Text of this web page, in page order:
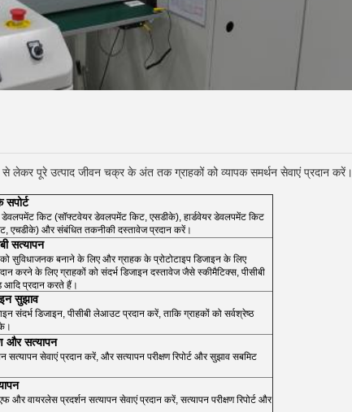
से लेकर पूरे उत्पाद जीवन चक्र के अंत तक ग्राहकों को व्यापक समर्थन सेवाएं प्रदान करें।
किट (सॉफ्टवेयर डेवलपमेंट किट, एसडीके), हार्डवेयर डेवलपमेंट किट
एचडीके) और संबंधित तकनीकी दस्तावेज प्रदान करें।
सत्यापन
सुविधाजनक बनाने के लिए और ग्राहक के प्रोटोटाइप डिजाइन के लिए
करने के लिए ग्राहकों को संदर्भ डिजाइन दस्तावेज जैसे स्कीमैटिक्स, पीसीबी
प्रदान करते हैं।
सुझाव
संदर्भ डिजाइन, पीसीबी लेआउट प्रदान करें, ताकि ग्राहकों को सर्वश्रेष्ठ
और सत्यापन
सत्यापन सेवाएं प्रदान करें, और सत्यापन परीक्षण रिपोर्ट और सुझाव सबमिट
और वायरलेस प्रदर्शन सत्यापन सेवाएं प्रदान करें, सत्यापन परीक्षण रिपोर्ट और